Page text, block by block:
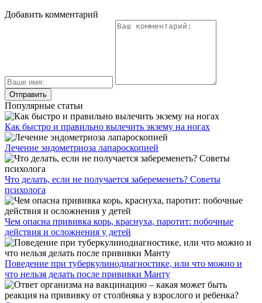
Добавить комментарий
Популярные статьи
Как быстро и правильно вылечить экзему на ногах
Лечение эндометриоза лапароскопией
Что делать, если не получается забеременеть? Советы
психолога
Чем опасна прививка корь, краснуха, паротит: побочные
действия и осложнения у детей
Поведение при туберкулинодиагностике, или что можно и
что нельзя делать после прививки Манту